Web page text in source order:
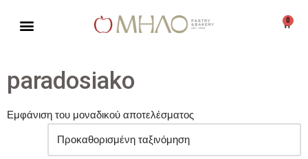
περιεχόμενο
0
paradosiako
Εμφάνιση του μοναδικού αποτελέσματος